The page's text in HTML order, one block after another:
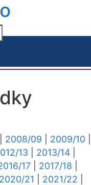
2008/09 2009/10
13 2013/14
17 2017/18
2020/21 2021/22